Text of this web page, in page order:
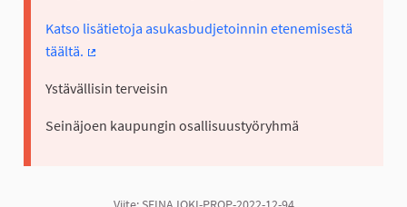
Katso lisätietoja asukasbudjetoinnin etenemisestä
täältä.
Ystävällisin terveisin
Seinäjoen kaupungin osallisuustyöryhmä